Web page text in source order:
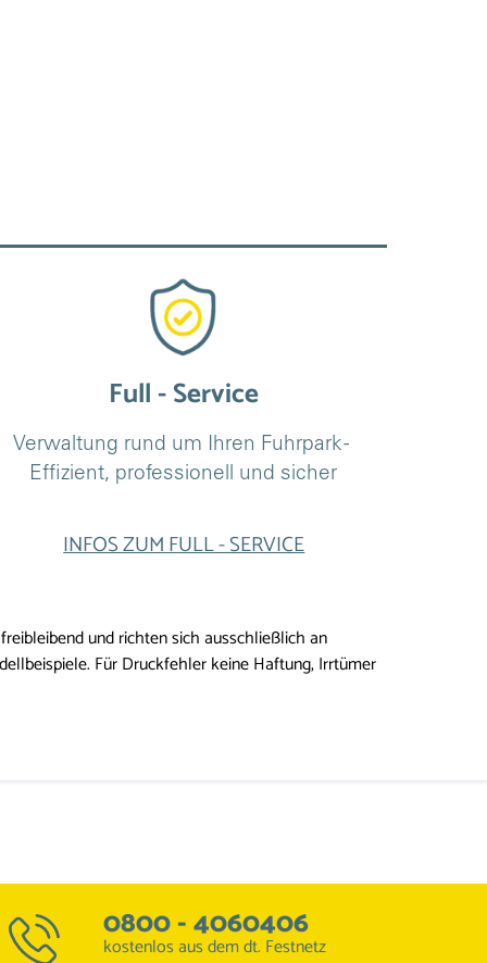
Full - Service
Verwaltung rund um Ihren Fuhrpark -
Effizient, professionell und sicher
INFOS ZUM FULL - SERVICE
und richten sich ausschließlich an
Für Druckfehler keine Haftung, Irrtümer
0800 - 4060406
kostenlos aus dem dt. Festnetz